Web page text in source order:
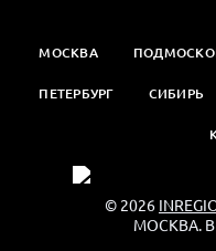
МОСКВА
ПЕТЕРБУРГ СИБИРЬ
© 2026
МОСКВА.